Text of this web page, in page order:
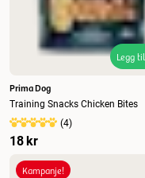
Legg til
Prima Dog
Training Snacks Chicken Bites
(4)
18 kr
Kampanje!